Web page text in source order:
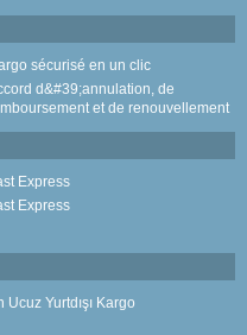
sécurisé en un clic
d&#39;annulation, de
et de renouvellement
Express
Express
Ucuz Yurtdışı Kargo